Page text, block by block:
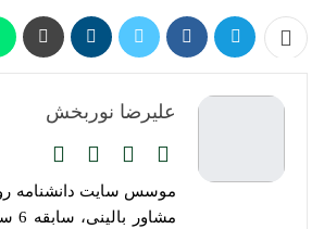
علیرضا نوربخش
موسس سایت دانشنامه